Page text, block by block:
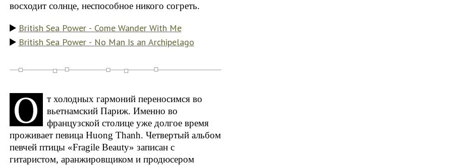
восходит солнце, неспособное никого согреть.
British Sea Power - Come Wander With Me
British Sea Power - No Man Is an Archipelago
О
т холодных гармоний переносимся во
вьетнамский Париж. Именно во
французской столице уже долгое время
проживает певица Huong Thanh. Четвертый альбом
певчей птицы «Fragile Beauty» записан с
гитаристом, аранжировщиком и продюсером